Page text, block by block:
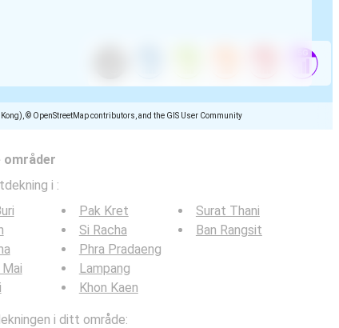
© OpenStreetMap contributors, and the GIS User Community
områder
i :
Mai
Pak Kret
Si Racha
Phra Pradaeng
Lampang
Khon Kaen
Surat Thani
Ban Rangsit
i ditt område: